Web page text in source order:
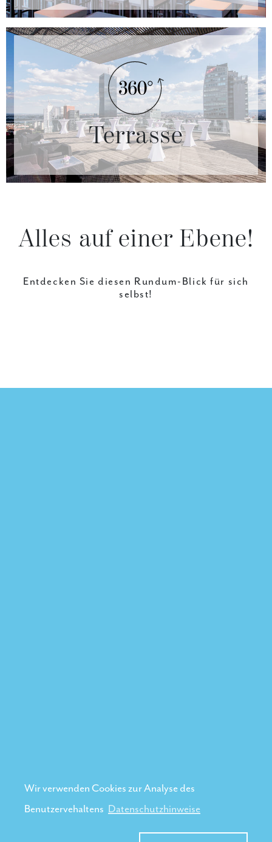
Wir verwenden Cookies zur Analyse des
Benutzervehaltens Datenschutzhinweise
Terrasse
Alles aufeiner Ebene!
Entdecken Sie diesen Rundum-Blick für sich
selbst!